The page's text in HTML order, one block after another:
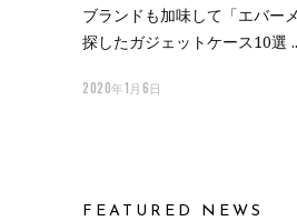
ブランドも加味して「エバー
探したガジェットケース10選
2020年1月6日
FEATURED NEWS